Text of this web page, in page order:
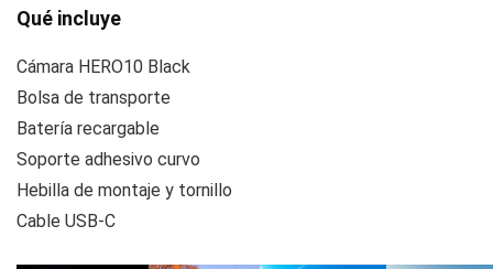
Qué incluye
Cámara HERO10 Black
Bolsa de transporte
Batería recargable
Soporte adhesivo curvo
Hebilla de montaje y tornillo
Cable USB-C